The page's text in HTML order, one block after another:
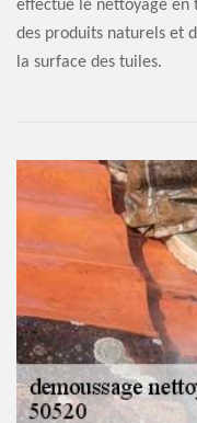
effectue le nettoyage
des produits naturels et
la surface des tuiles.